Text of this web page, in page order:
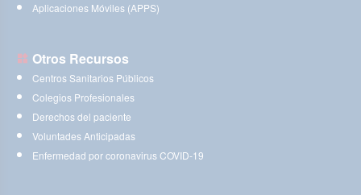
Aplicaciones Móviles (APPS)
Otros Recursos
Centros Sanitarios Públicos
Colegios Profesionales
Derechos del paciente
Voluntades Anticipadas
Enfermedad por coronavirus COVID-19